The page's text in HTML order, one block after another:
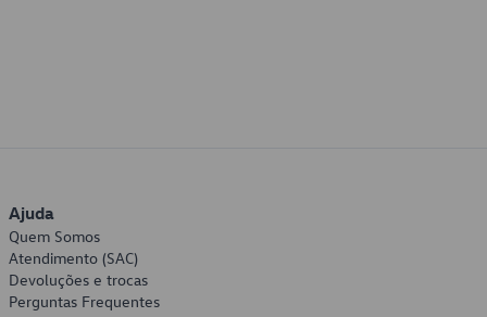
Ajuda
Quem Somos
Atendimento (SAC)
Devoluções e trocas
Perguntas Frequentes